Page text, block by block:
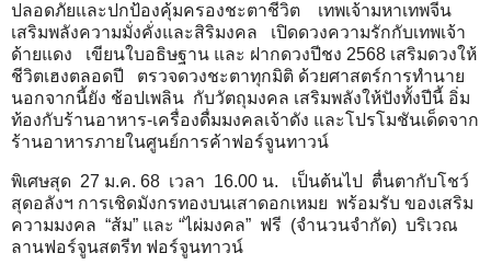
ปลอดภัยและปกป้องคุ้มครองชะตาชีวิต เทพเจ้ามหาเทพจีน
เสริมพลังความมั่งคั่งและสิริมงคล เปิดดวงความรักกับเทพเจ้า
ด้ายแดง เขียนใบอธิษฐาน และ ฝากดวงปีชง 2568 เสริมดวงให้
ชีวิตเฮงตลอดปี ตรวจดวงชะตาทุกมิติ ด้วยศาสตร์การทำนาย
นอกจากนี้ยัง ช้อปเพลิน กับวัตถุมงคล เสริมพลังให้ปังทั้งปีนี้ อิ่ม
ท้องกับร้านอาหาร-เครื่องดื่มมงคลเจ้าดัง และโปรโมชันเด็ดจาก
ร้านอาหารภายในศูนย์การค้าฟอร์จูนทาวน์
พิเศษสุด 27 ม.ค. 68 เวลา 16.00 น. เป็นต้นไป ตื่นตากับโชว์
สุดอลังฯ การเชิดมังกรทองบนเสาดอกเหมย พร้อมรับ ของเสริม
ความมงคล “ส้ม” และ “ไผ่มงคล” ฟรี (จำนวนจำกัด) บริเวณ
ลานฟอร์จูนสตรีท ฟอร์จูนทาวน์